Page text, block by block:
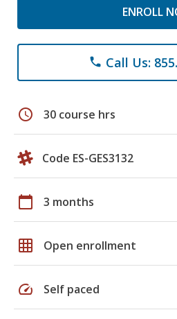
ENROLL
phone Call Us:
schedule 30 course hrs
Code ES-GES3132
calendar_today 3 months
grid_on Open enrollment
speed Self paced